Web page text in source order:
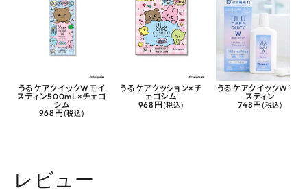
うるケアクイックWモイ
スティン500mL×チェゴ
シム
968円 (税込)
うるケアクッション×チ
ェゴシム
968円 (税込)
うるケアクイックWモイ
スティン
748円 (税込)
レビュー